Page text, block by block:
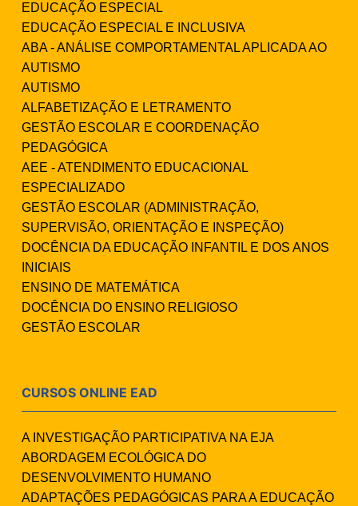
EDUCAÇÃO ESPECIAL
EDUCAÇÃO ESPECIAL E INCLUSIVA
ABA - ANÁLISE COMPORTAMENTAL APLICADA AO
AUTISMO
AUTISMO
ALFABETIZAÇÃO E LETRAMENTO
GESTÃO ESCOLAR E COORDENAÇÃO
PEDAGÓGICA
AEE - ATENDIMENTO EDUCACIONAL
ESPECIALIZADO
GESTÃO ESCOLAR (ADMINISTRAÇÃO,
SUPERVISÃO, ORIENTAÇÃO E INSPEÇÃO)
DOCÊNCIA DA EDUCAÇÃO INFANTIL E DOS ANOS
INICIAIS
ENSINO DE MATEMÁTICA
DOCÊNCIA DO ENSINO RELIGIOSO
GESTÃO ESCOLAR
CURSOS ONLINE EAD
A INVESTIGAÇÃO PARTICIPATIVA NA EJA
ABORDAGEM ECOLÓGICA DO
DESENVOLVIMENTO HUMANO
ADAPTAÇÕES PEDAGÓGICAS PARA A EDUCAÇÃO